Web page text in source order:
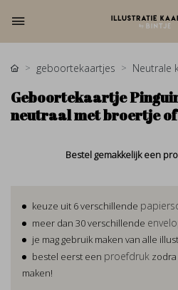
geboortekaartjes Neutrale
Geboortekaartje
neutraal met broertje of
Bestel gemakkelijk een
keuze uit 6 verschillende
meer dan 30 verschillende
je mag gebruik maken van alle
bestel eerst een proefdruk
maken!